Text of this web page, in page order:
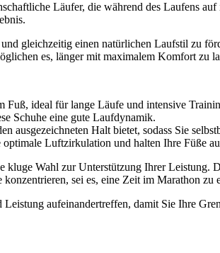
Läufer, die während des Laufens
gleichzeitig einen natürlichen Laufstil zu
es, länger mit maximalem Komfort zu
ideal für lange Läufe und intensive
Schuhe eine gute Laufdynamik.
ausgezeichneten Halt bietet, sodass Sie
Luftzirkulation und halten Ihre Füße
Wahl zur Unterstützung Ihrer Leistung.
sei es, eine Zeit im Marathon zu
aufeinandertreffen, damit Sie Ihre